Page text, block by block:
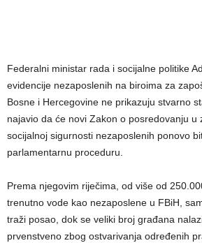
Federalni ministar rada i socijalne politike
evidencije nezaposlenih na biroima za
Bosne i Hercegovine ne prikazuju stvarno
najavio da će novi Zakon o posredovanju u
socijalnoj sigurnosti nezaposlenih ponovo
parlamentarnu proceduru.
Prema njegovim riječima, od više od
trenutno vode kao nezaposlene u FBiH,
traži posao, dok se veliki broj građana
prvenstveno zbog ostvarivanja određenih